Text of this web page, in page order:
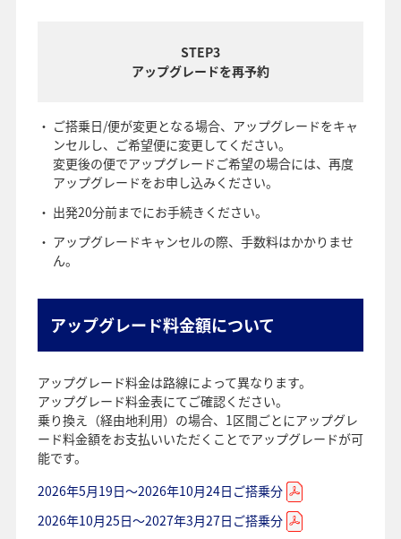
STEP3
アップグレードを再予約
ご搭乗日/便が変更となる場合、アップグレードをキャ
ンセルし、ご希望便に変更してください。
変更後の便でアップグレードご希望の場合には、再度
アップグレードをお申し込みください。
出発20分前までにお手続きください。
アップグレードキャンセルの際、手数料はかかりませ
ん。
アップグレード料金額について
アップグレード料金は路線によって異なります。
アップグレード料金表にてご確認ください。
乗り換え（経由地利用）の場合、1区間ごとにアップグレ
ード料金額をお支払いいただくことでアップグレードが可
能です。
2026年5月19日～2026年10月24日ご搭乗分
2026年10月25日～2027年3月27日ご搭乗分